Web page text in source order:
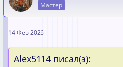
Мастер
14 Фев 2026
Alex5114 писал(а):